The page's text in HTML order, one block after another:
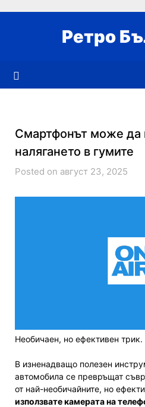
Ретро
Смартфонът може да
налягането в гумите
Posted on август 23, 2025
Необичаен, но ефективен трик.
В изненадващо полезен
автомобила се превръщат
от най-необичайните, но
използвате камерата на